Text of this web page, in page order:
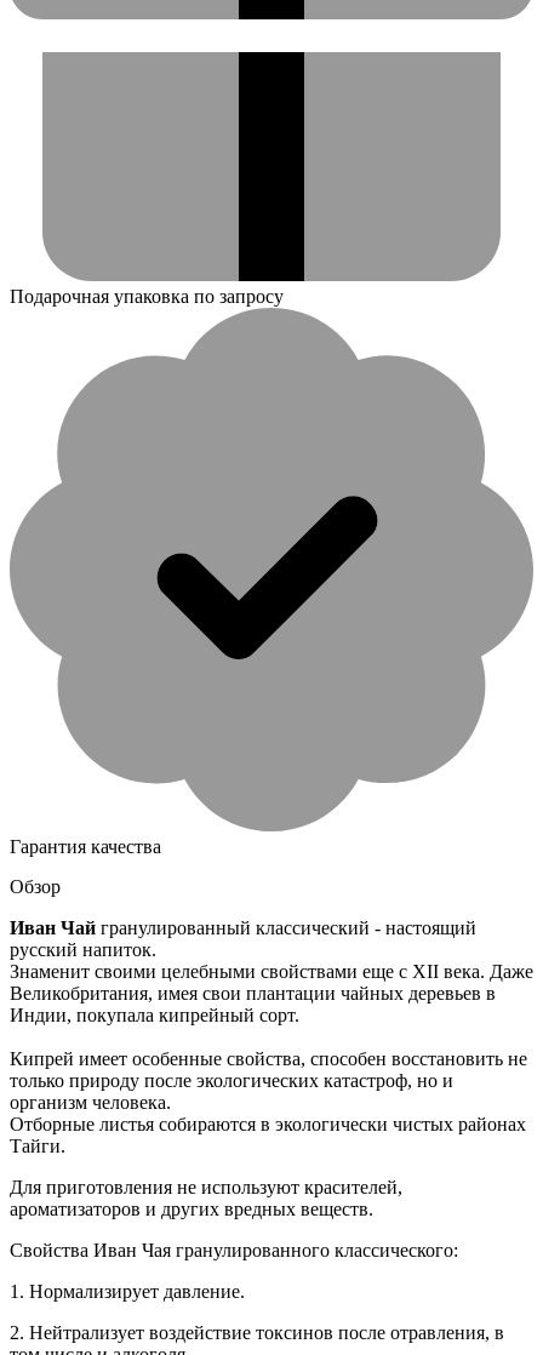
Подарочная упаковка по запросу
Гарантия качества
Обзор
Иван Чай гранулированный классический - настоящий
русский напиток.
Знаменит своими целебными свойствами еще с XII века. Даже
Великобритания, имея свои плантации чайных деревьев в
Индии, покупала кипрейный сорт.
Кипрей имеет особенные свойства, способен восстановить не
только природу после экологических катастроф, но и
организм человека.
Отборные листья собираются в экологически чистых районах
Тайги.
Для приготовления не используют красителей,
ароматизаторов и других вредных веществ.
Свойства Иван Чая гранулированного классического:
1. Нормализирует давление.
2. Нейтрализует воздействие токсинов после отравления, в